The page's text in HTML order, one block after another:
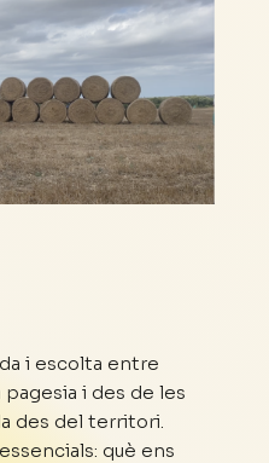
i escolta entre
i des de les
des del territori.
què ens